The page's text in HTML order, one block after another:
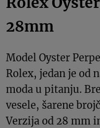
28mm
Model Oyster
Rolex, jedan je od
moda u pitanju.
vesele, šarene
Verzija od 28 mm